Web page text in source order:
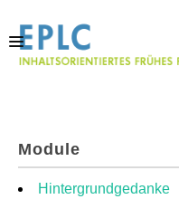
Module
Hintergrundgedanke